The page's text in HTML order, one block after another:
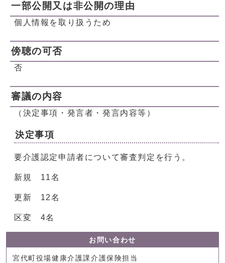
一部公開又は非公開の理由
個人情報を取り扱うため
傍聴の可否
否
審議の内容
（決定事項・発言者・発言内容等）
決定事項
要介護認定申請者について審査判定を行う。
新規 11名
更新 12名
区変 4名
お問い合わせ
宮代町役場健康介護課介護保険担当